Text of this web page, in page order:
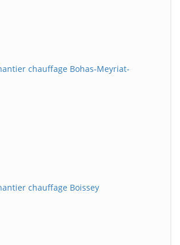
chauffage Bohas-Meyriat-
chauffage Boissey